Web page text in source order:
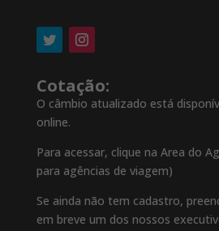
Cotação:
O câmbio atualizado está
online.
Para acessar, clique na Area do
para agências de viagem)
Se ainda não tem cadastro,
em breve um dos nossos